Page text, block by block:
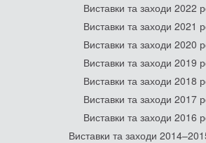
Виставки та заходи 2022
Виставки та заходи 2021
Виставки та заходи 2020
Виставки та заходи 2019
Виставки та заходи 2018
Виставки та заходи 2017
Виставки та заходи 2016
Виставки та заходи